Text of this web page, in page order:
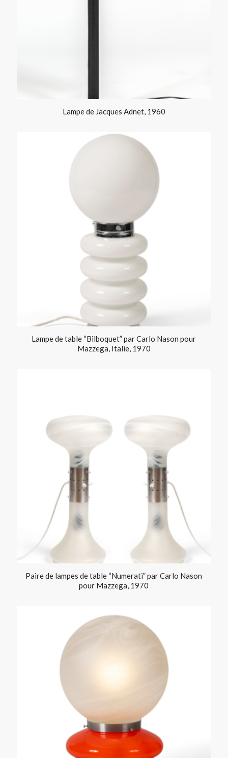
Lampe de Jacques Adnet, 1960
Lampe de table “Bilboquet” par Carlo Nason pour
Mazzega, Italie, 1970
Paire de lampes de table “Numerati” par Carlo Nason
pour Mazzega, 1970